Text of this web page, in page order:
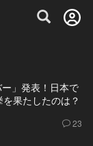
レストラン予約
」発表！日本で
果たしたのは？
23